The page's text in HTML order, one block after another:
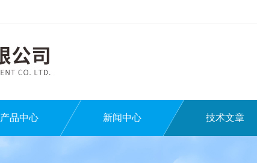
产品中心 新闻中心 技术文章